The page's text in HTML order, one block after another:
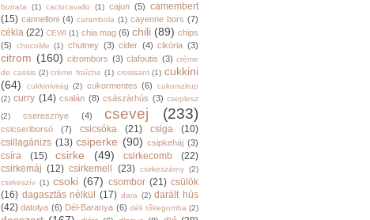
burrata
(1) caciocavallo (1) cajun (5) camembert
(15) cannelloni (4) carambola (1) cayenne bors (7)
cékla (22) CEWI (1) chia mag (6) chili (89) chips
(5)
chocoMe (1) chutney (3) cider (4) cikória (3)
citrom (160) citrombors (3) clafoutis (3) crème
de cassis (2) crème fraîche (1) croissant (1) cukkini
(64)
cukkinivirág (2) cukormentes (6)
cukorszirup
(2) curry (14) csalán (8) császárhús (3) cseplesz
(2)
cseresznye (4) csevej (233)
csicseriborsó (7) csicsóka (21) csiga
(10)
csillagánizs (13) csiperke (90) csipkeháj (3)
csíra (15) csirke (49) csirkecomb
(22)
csirkemáj (12) csirkemell (23) csirkeszárny (2)
csirkeszív (1) csoki (67) csombor (21) csülök
(16) dagasztás nélkül (17) dara (2) darált hús
(42) datolya (6) Dél-Baranya (6) déli tőkegomba (2)